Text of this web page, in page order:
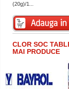
(20g)/1...
CLOR SOC
MAI PRODUCE